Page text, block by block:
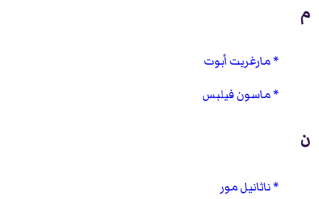
م
مارغريت أبوت
ماسون فيلبس
ن
ناثانيل مور